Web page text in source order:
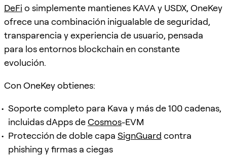
DeFi o simplemente mantienes KAVA y USDX, OneKey
ofrece una combinación inigualable de seguridad,
transparencia y experiencia de usuario, pensada
para los entornos blockchain en constante
evolución.
Con OneKey obtienes:
Soporte completo para Kava y más de 100 cadenas,
incluidas dApps deCosmos-EVM
Protección de doble capa SignGuard contra
phishing y firmas a ciegas